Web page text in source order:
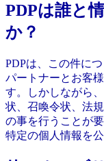
PDPは誰と
か？
PDPは、この件に
パートナーとお客
す。しかしながら
状、召喚令状、法
の事を行うことが
特定の個人情報を